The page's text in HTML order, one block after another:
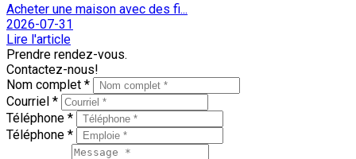
Acheter une maison avec des fi...
2026-07-31
Lire l'article
Prendre rendez-vous.
Contactez-nous!
Nom complet *
Courriel *
Téléphone *
Téléphone *